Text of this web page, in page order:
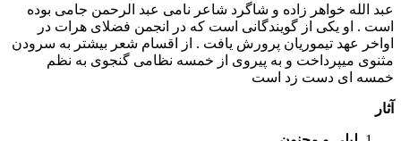
عبد الله خواهر زاده و شاگرد شاعر نامی عبد الرحمن جامی بوده
است . او یکی از گویندگانی است که در انجمن فضلای هرات در
اواخر عهد تیموریان پرورش یافت . از اقسام شعر بیشتر به سرودن
مثنوی میپرداخت و به پیروی از خمسه نظامی گنجوی به نظم
خمسه ای دست زد است
آثار